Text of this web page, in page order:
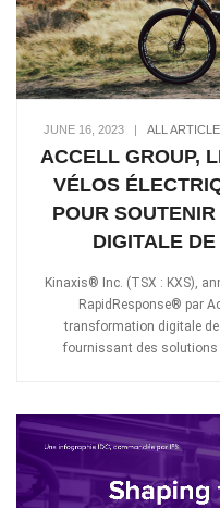
JUNE 16, 2023 | ALL
ACCELL GROUP,
VÉLOS
POUR
DIGITALE
Kinaxis® Inc. (TSX : KXS),
RapidResponse® par
transformation digitale de
fournissant des solutions